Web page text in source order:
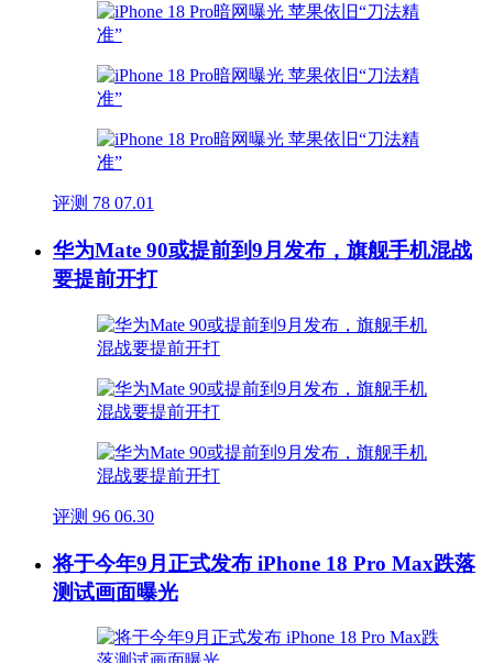
评测 78 07.01
华为Mate 90或提前到9月发布，旗舰手机混战
要提前开打
评测 96 06.30
将于今年9月正式发布 iPhone 18 Pro Max跌落
测试画面曝光